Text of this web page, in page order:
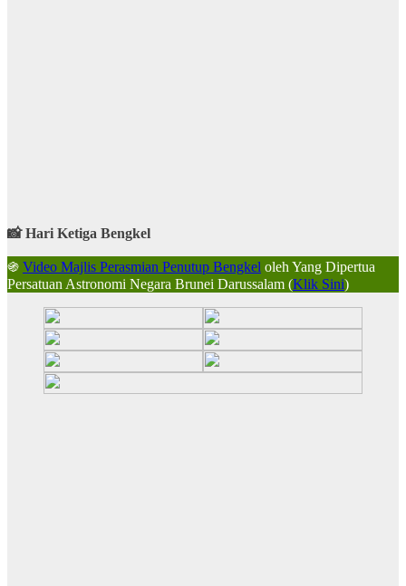
📸 Hari Ketiga Bengkel
֍ Video Majlis Perasmian Penutup Bengkel oleh Yang Dipertua
Persatuan Astronomi Negara Brunei Darussalam (Klik Sini)